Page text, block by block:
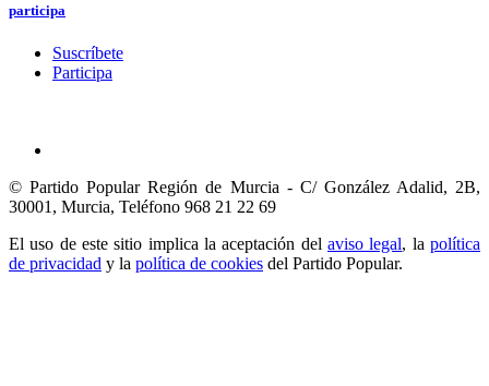
participa
Suscríbete
Participa
© Partido Popular Región de Murcia - C/ González Adalid, 2B,
30001, Murcia, Teléfono 968 21 22 69
El uso de este sitio implica la aceptación del aviso legal, lapolítica
de privacidad y la política de cookies del Partido Popular.